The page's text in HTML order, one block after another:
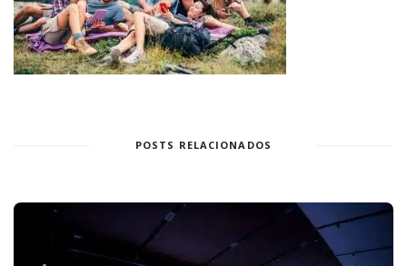
POSTS RELACIONADOS